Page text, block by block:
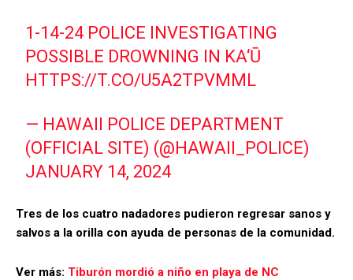
1-14-24 POLICE INVESTIGATING
POSSIBLE DROWNING IN KA‘Ū
HTTPS://T.CO/U5A2TPVMML
— HAWAII POLICE DEPARTMENT
(OFFICIAL SITE) (@HAWAII_POLICE)
JANUARY 14, 2024
Tres de los cuatro nadadores pudieron regresar sanos y
salvos a la orilla con ayuda de personas de la comunidad.
Ver más: Tiburón mordió a niño en playa de NC